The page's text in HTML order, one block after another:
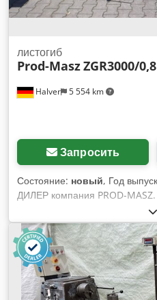
Halver 5 554 km
листогиб
Prod-MaszZGR3000/0,8
Запросить
Состояние: новый, Год
ДИЛЕР компания PROD-
км. ТЕХНИКА ЛИСТОГИБОВ
партнер по листогибочным
ZGR3000/0,8 от Prod-Masz
тестирования и
предоставляется
ZGR3000/0,8: рабочая
0,8 мм, угол гиба до 145°,